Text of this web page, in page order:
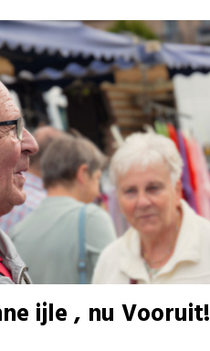
ijle , nu Vooruit!